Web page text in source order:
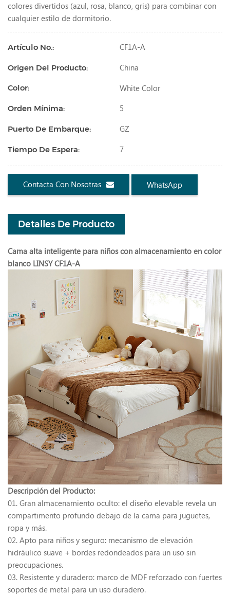
colores divertidos (azul, rosa, blanco, gris) para combinar con
cualquier estilo de dormitorio.
Artículo No.: CF1A-A
Origen Del Producto: China
Color: White Color
Orden Mínima: 5
Puerto De Embarque: GZ
Tiempo De Espera: 7
Contacta Con Nosotras WhatsApp
Detalles De Producto
Cama alta inteligente para niños con almacenamiento en color
blanco LINSY CF1A-A
Descripción del Producto:
01. Gran almacenamiento oculto: el diseño elevable revela un
compartimento profundo debajo de la cama para juguetes,
ropa y más.
02. Apto para niños y seguro: mecanismo de elevación
hidráulico suave + bordes redondeados para un uso sin
preocupaciones.
03. Resistente y duradero: marco de MDF reforzado con fuertes
soportes de metal para un uso duradero.